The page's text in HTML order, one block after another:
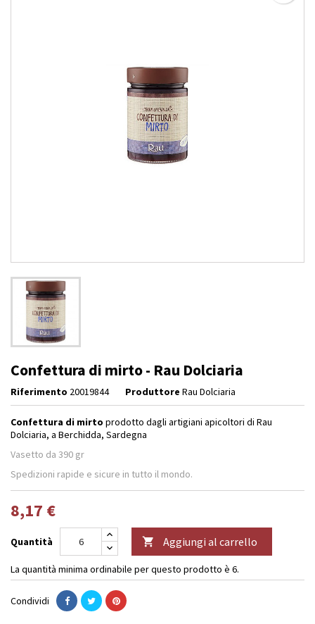
Confettura di mirto - Rau Dolciaria
Riferimento 20019844 Produttore Rau Dolciaria
Confettura di mirto prodotto dagli artigiani apicoltori di Rau
Dolciaria, a Berchidda, Sardegna
Vasetto da 390 gr
Spedizioni rapide e sicure in tutto il mondo.
8,17 €
Quantità  Aggiungi al carrello
La quantità minima ordinabile per questo prodotto è 6.
Condividi